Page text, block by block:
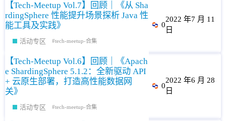
【Tech-Meetup Vol.7】回顾｜《从 Sha
rdingSphere 性能提升场景探析 Java 性
能工具及实践》
活动专区 tech-meetup-合集
0
2022 年7 月 11
日
【Tech-Meetup Vol.6】回顾｜《Apach
e ShardingSphere 5.1.2：全新驱动 API
+ 云原生部署，打造高性能数据网
关》
活动专区 tech-meetup-合集
0
2022 年6 月 28
日